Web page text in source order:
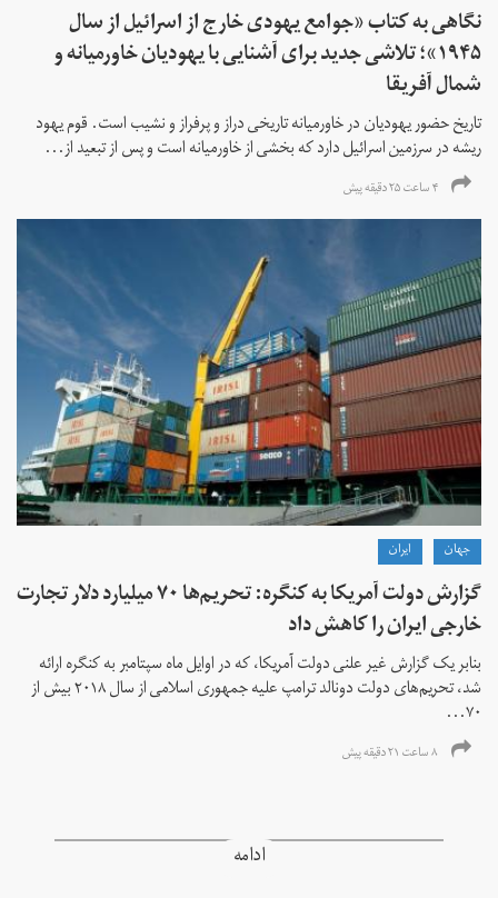
نگاهی به کتاب «جوامع یهودی خارج از اسرائیل از سال
۱۹۴۵»؛ تلاشی جدید برای آشنایی با یهودیان خاورمیانه و
شمال آفریقا
تاریخ حضور یهودیان در خاورمیانه تاریخی دراز و پرفراز و نشیب است. قوم یهود
ریشه در سرزمین اسرائیل دارد که بخشی از خاورمیانه است و پس از تبعید از...
۴ ساعت ۲۵ دقیقه پیش
جهان ايران
گزارش دولت آمریکا به کنگره: تحریم‌ها ۷۰ میلیارد دلار تجارت
خارجی ایران را کاهش داد
بنابر یک گزارش غیر علنی دولت آمریکا، که در اوایل ماه سپتامبر به کنگره ارائه
شد، تحریم‌های دولت دونالد ترامپ علیه جمهوری اسلامی از سال ۲۰۱۸ بیش از
۷۰...
۸ ساعت ۲۱ دقیقه پیش
ادامه